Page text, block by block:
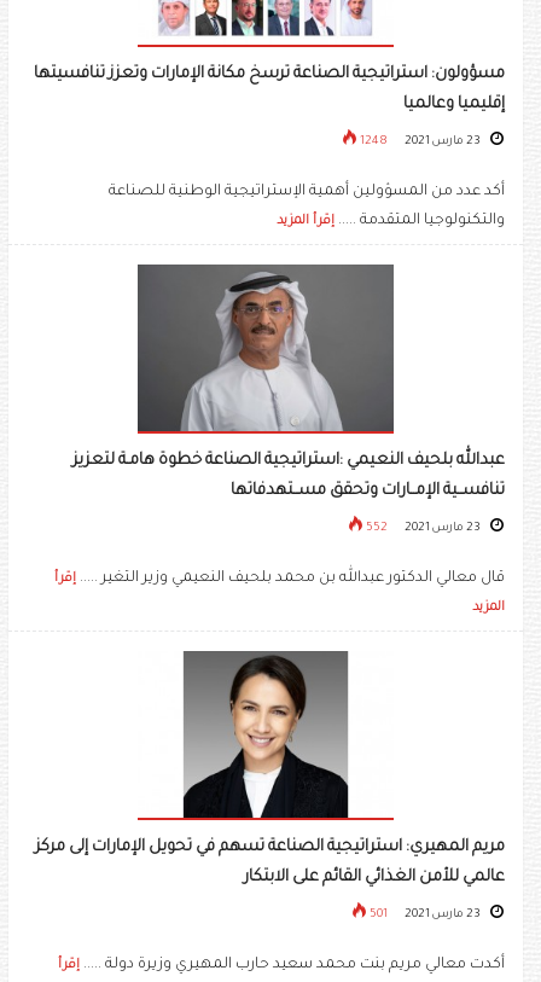
مسؤولون: استراتيجية الصناعة ترسخ مكانة الإمارات وتعزز تنافسيتها
إقليميا وعالميا
1248
أكد عدد من المسؤولين أهمية الإستراتيجية الوطنية للصناعة
والتكنولوجيا المتقدمة ..... إقرأ المزيد
عبدالله بلحيف النعيمي :استراتيجية الصناعة خطوة هامـة لتعزيز
تنافســية الإمــارات وتحقق مســتهدفاتها
552
قال معالي الدكتور عبدالله بن محمد بلحيف النعيمي وزير التغير ..... إقرأ
المزيد
مريم المهيري: استراتيجية الصناعة تسهم في تحويل الإمارات إلى مركز
عالمي للأمن الغذائي القائم على الابتكار
501
أكدت معالي مريم بنت محمد سعيد حارب المهيري وزيرة دولة ..... إقرأ